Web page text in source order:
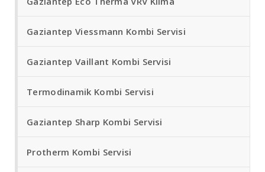
Gaziantep Viessmann Kombi Servisi
Gaziantep Vaillant Kombi Servisi
Termodinamik Kombi Servisi
Gaziantep Sharp Kombi Servisi
Protherm Kombi Servisi